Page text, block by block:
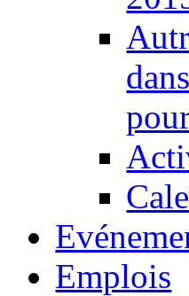
Emplois